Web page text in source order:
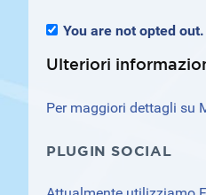
You are not opted
Ulteriori
Per maggiori dettagli su
PLUGIN SOCIAL